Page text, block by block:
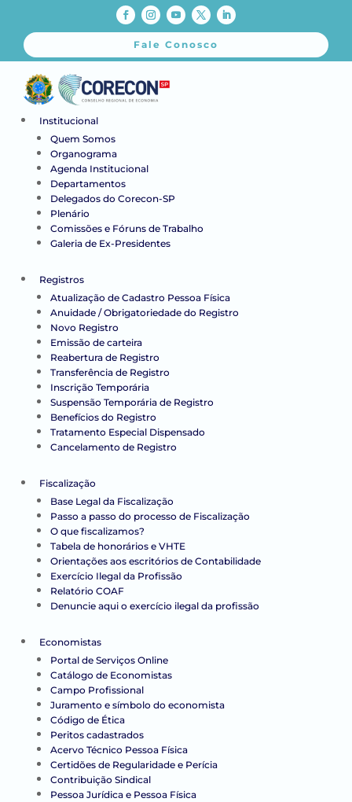
Fale Conosco
Institucional
Quem Somos
Organograma
Agenda Institucional
Departamentos
Delegados do Corecon-SP
Plenário
Comissões e Fóruns de Trabalho
Galeria de Ex-Presidentes
Registros
Atualização de Cadastro Pessoa Física
Anuidade / Obrigatoriedade do Registro
Novo Registro
Emissão de carteira
Reabertura de Registro
Transferência de Registro
Inscrição Temporária
Suspensão Temporária de Registro
Benefícios do Registro
Tratamento Especial Dispensado
Cancelamento de Registro
Fiscalização
Base Legal da Fiscalização
Passo a passo do processo de Fiscalização
O que fiscalizamos?
Tabela de honorários e VHTE
Orientações aos escritórios de Contabilidade
Exercício Ilegal da Profissão
Relatório COAF
Denuncie aqui o exercício ilegal da profissão
Economistas
Portal de Serviços Online
Catálogo de Economistas
Campo Profissional
Juramento e símbolo do economista
Código de Ética
Peritos cadastrados
Acervo Técnico Pessoa Física
Certidões de Regularidade e Perícia
Contribuição Sindical
Pessoa Jurídica e Pessoa Física